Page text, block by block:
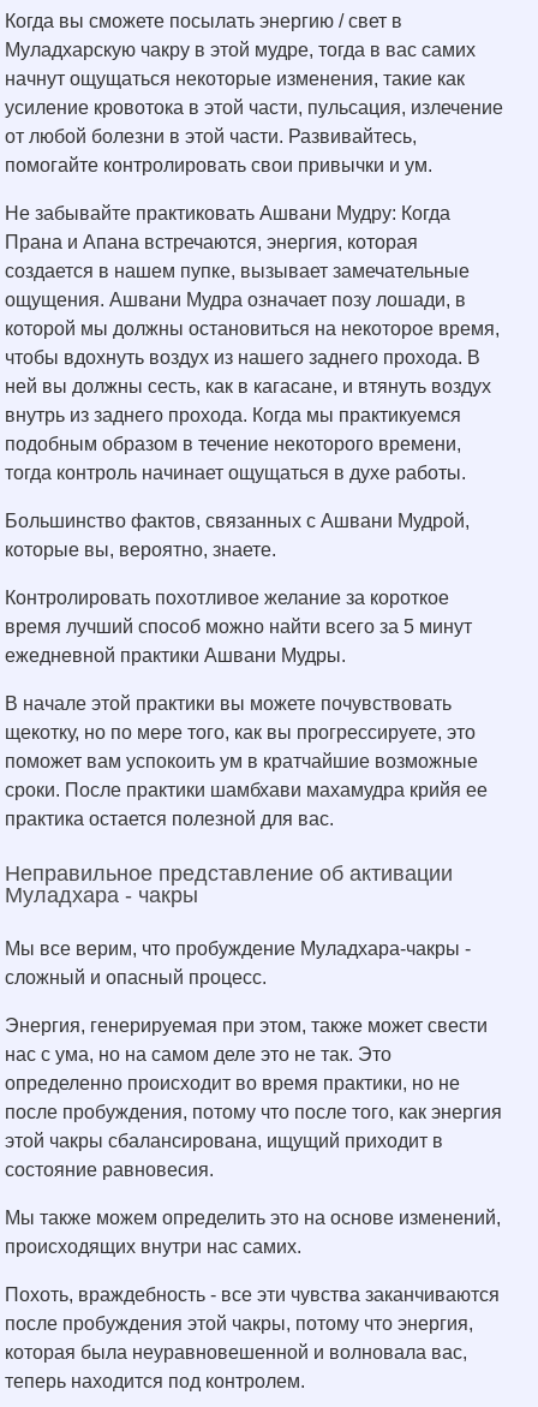
Когда вы сможете посылать энергию / свет в
Муладхарскую чакру в этой мудре, тогда в вас самих
начнут ощущаться некоторые изменения, такие как
усиление кровотока в этой части, пульсация, излечение
от любой болезни в этой части. Развивайтесь,
помогайте контролировать свои привычки и ум.
Не забывайте практиковать Ашвани Мудру: Когда
Прана и Апана встречаются, энергия, которая
создается в нашем пупке, вызывает замечательные
ощущения. Ашвани Мудра означает позу лошади, в
которой мы должны остановиться на некоторое время,
чтобы вдохнуть воздух из нашего заднего прохода. В
ней вы должны сесть, как в кагасане, и втянуть воздух
внутрь из заднего прохода. Когда мы практикуемся
подобным образом в течение некоторого времени,
тогда контроль начинает ощущаться в духе работы.
Большинство фактов, связанных с Ашвани Мудрой,
которые вы, вероятно, знаете.
Контролировать похотливое желание за короткое
время лучший способ можно найти всего за 5 минут
ежедневной практики Ашвани Мудры.
В начале этой практики вы можете почувствовать
щекотку, но по мере того, как вы прогрессируете, это
поможет вам успокоить ум в кратчайшие возможные
сроки. После практики шамбхави махамудра крийя ее
практика остается полезной для вас.
Неправильное представление об активации
Муладхара - чакры
Мы все верим, что пробуждение Муладхара-чакры -
сложный и опасный процесс.
Энергия, генерируемая при этом, также может свести
нас с ума, но на самом деле это не так. Это
определенно происходит во время практики, но не
после пробуждения, потому что после того, как энергия
этой чакры сбалансирована, ищущий приходит в
состояние равновесия.
Мы также можем определить это на основе изменений,
происходящих внутри нас самих.
Похоть, враждебность - все эти чувства заканчиваются
после пробуждения этой чакры, потому что энергия,
которая была неуравновешенной и волновала вас,
теперь находится под контролем.